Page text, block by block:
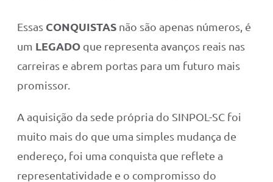
Essas CONQUISTAS não são apenas números, é
um LEGADO que representa avanços reais nas
carreiras e abrem portas para um futuro mais
promissor.
A aquisição da sede própria do SINPOL-SC foi
muito mais do que uma simples mudança de
endereço, foi uma conquista que reflete a
representatividade e o compromisso do